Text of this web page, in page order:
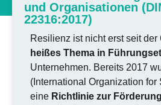
und Organisationen
22316:2017)
Resilienz ist nicht erst seit der
heißes Thema in
Unternehmen. Bereits 2017
(International Organization for
eine Richtlinie zur